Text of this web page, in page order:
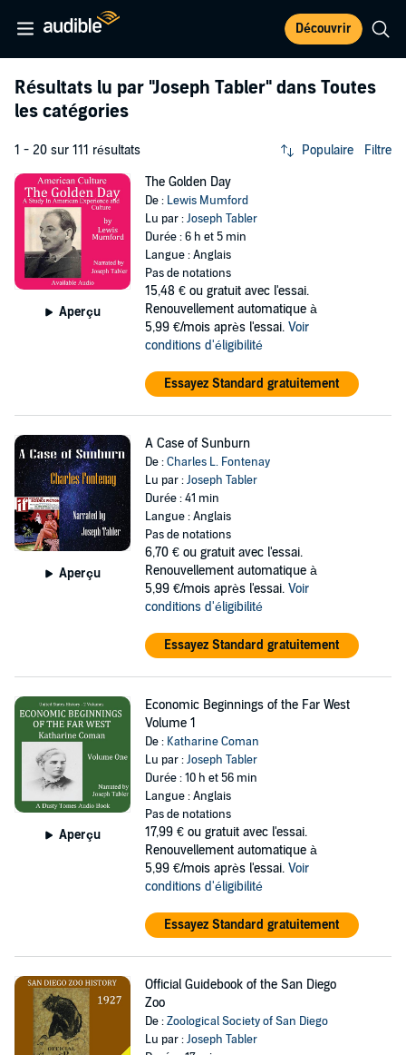
Découvrir
Résultats lu par "Joseph Tabler" dans Toutes
les catégories
1 - 20 sur 111 résultats Populaire Filtre
Aperçu
The Golden Day
De : Lewis Mumford
Lu par :Joseph Tabler
Durée : 6 h et 5 min
Langue : Anglais
Pas de notations
15,48 € ou gratuit avec l'essai.
Renouvellement automatique à
5,99 €/mois après l'essai. Voir
conditions d'éligibilité
Essayez Standard gratuitement
Aperçu
A Case of Sunburn
De :Charles L. Fontenay
Lu par :Joseph Tabler
Durée : 41 min
Langue : Anglais
Pas de notations
6,70 € ou gratuit avec l'essai.
Renouvellement automatique à
5,99 €/mois après l'essai. Voir
conditions d'éligibilité
Essayez Standard gratuitement
Aperçu
Economic Beginnings of the Far West
Volume 1
De : Katharine Coman
Lu par :Joseph Tabler
Durée : 10 h et 56 min
Langue : Anglais
Pas de notations
17,99 € ou gratuit avec l'essai.
Renouvellement automatique à
5,99 €/mois après l'essai. Voir
conditions d'éligibilité
Essayez Standard gratuitement
Official Guidebook of the San Diego
Zoo
De :Zoological Society of San Diego
Lu par :Joseph Tabler